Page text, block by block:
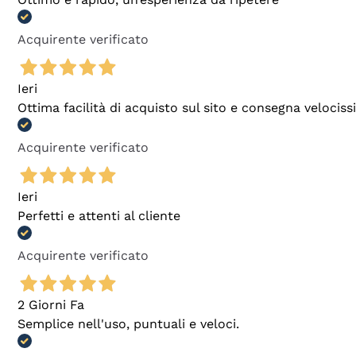
Acquirente verificato
Ieri
Ottima facilità di acquisto sul sito e consegna
Acquirente verificato
Ieri
Perfetti e attenti al cliente
Acquirente verificato
2 Giorni Fa
Semplice nell'uso, puntuali e veloci.